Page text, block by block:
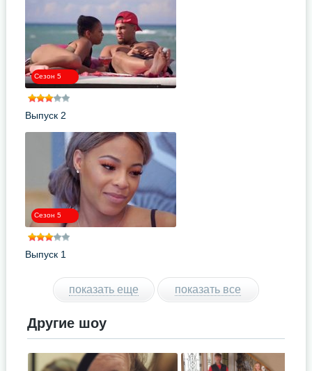
Сезон 5
Выпуск 2
Сезон 5
Выпуск 1
показать еще показать все
Другие шоу